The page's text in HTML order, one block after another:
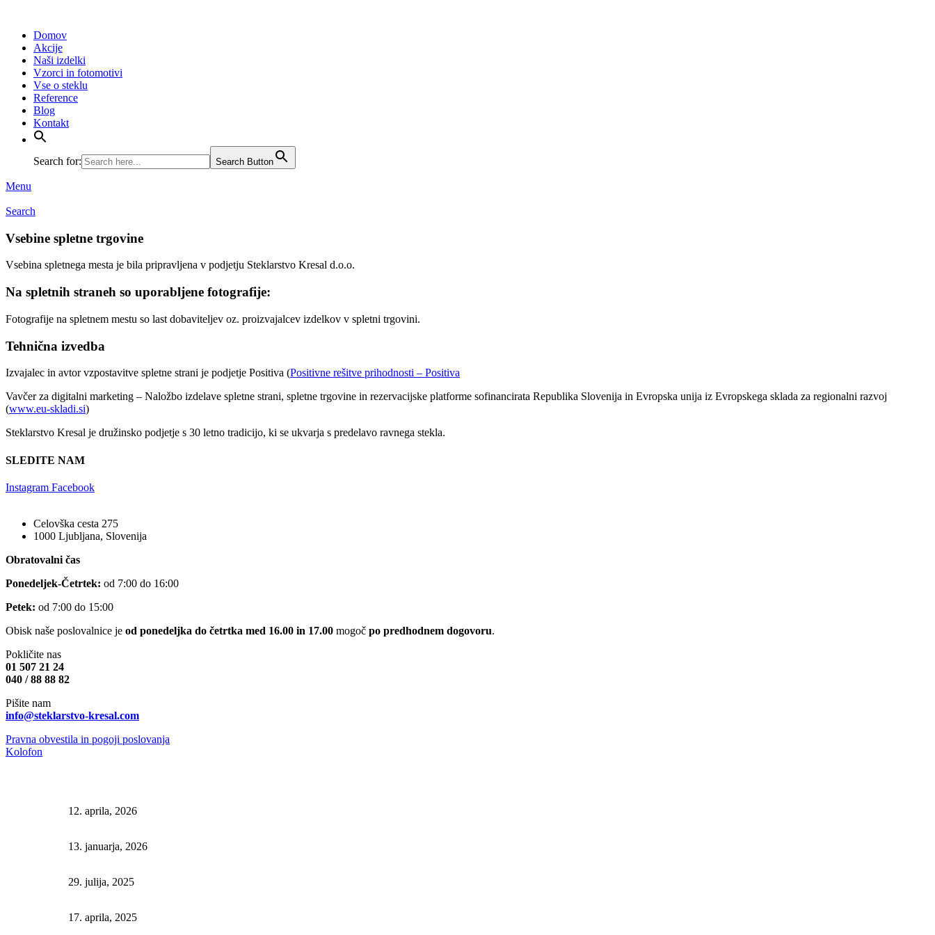
Domov
Akcije
Naši izdelki
Vzorci in fotomotivi
Vse o steklu
Reference
Blog
Kontakt
Search for: Search Button
Menu
Search
Vsebine spletne trgovine
Vsebina spletnega mesta je bila pripravljena v podjetju Steklarstvo Kresal d.o.o.
Na spletnih straneh so uporabljene fotografije:
Fotografije na spletnem mestu so last dobaviteljev oz. proizvajalcev izdelkov v spletni trgovini.
Tehnična izvedba
Izvajalec in avtor vzpostavitve spletne strani je podjetje Positiva (Positivne rešitve prihodnosti – Positiva
Vavčer za digitalni marketing – Naložbo izdelave spletne strani, spletne trgovine in rezervacijske platforme sofinancirata Republika Slovenija in Evropska unija iz Evropskega sklada za regionalni razvoj
(www.eu-skladi.si)
Steklarstvo Kresal je družinsko podjetje s 30 letno tradicijo, ki se ukvarja s predelavo ravnega stekla.
SLEDITE NAM
Instagram Facebook
Celovška cesta 275
1000 Ljubljana, Slovenija
Obratovalni čas
Ponedeljek-Četrtek: od 7:00 do 16:00
Petek: od 7:00 do 15:00
Obisk naše poslovalnice je od ponedeljka do četrtka med 16.00 in 17.00 mogoč po predhodnem dogovoru.
Pokličite nas
01 507 21 24
040 / 88 88 82
Pišite nam
info@steklarstvo-kresal.com
Pravna obvestila in pogoji poslovanja
Kolofon
12. aprila, 2026
13. januarja, 2026
29. julija, 2025
17. aprila, 2025